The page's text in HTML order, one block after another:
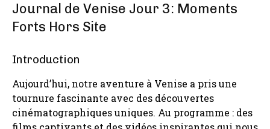
Journal de Venise Jour 3: Moments
Forts Hors Site
Introduction
Aujourd’hui, notre aventure à Venise a pris une
tournure fascinante avec des découvertes
cinématographiques uniques. Au programme : des